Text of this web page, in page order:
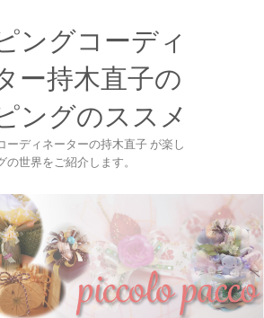
ングコーディ
ー持木直子の
ングのススメ
ーディネーターの持木直子 が楽し
の世界をご紹介します。